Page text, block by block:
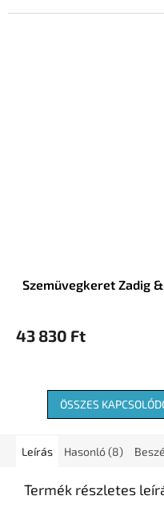
Szemüvegkeret Zadig
43 830 Ft
ÖSSZES
Leírás Hasonló (8)
Termék részletes